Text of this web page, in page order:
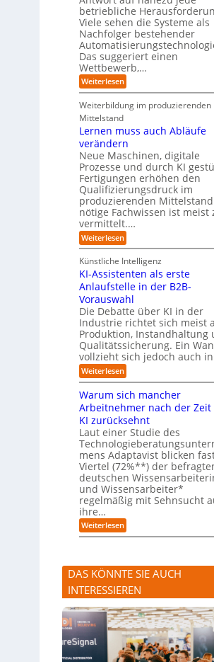
l
e
r
n
e
r
I
n
d
u
s
t
r
i
e
e
r
m
ö
g
l
i
c
h
e
n
w
a
c
h
s
e
n
d
e
R
a
n
o
m
w
a
r
e
-
G
e
f
a
h
t
r
i
e
r
o
b
o
t
r
i
l
l
i
n
g
f
ü
r
T
t
o
r
t
betriebliche
Viele sehen die Systeme als
Nachfolger bestehender
Das suggeriert einen
Wettbewerb,…
Weiterlesen:
E
n
e
h
r
l
i
c
h
e
r
(
u
n
d
u
n
e
q
u
e
m
e
r
)
B
l
i
k
a
u
f
K
I
-
A
g
e
n
t
e
n
Weiterbildung im produzierenden
Mittelstand
Lernen muss auch Abläufe
verändern
Neue Maschinen, digitale
Prozesse und durch KI
Fertigungen erhöhen den
Qualifizierungsdruck im
produzierenden
nötige Fachwissen ist meist
vermittelt.…
Weiterlesen:
L
e
r
n
e
n
m
u
s
s
a
u
c
h
A
b
l
ä
u
f
e
v
e
r
ä
n
d
r
n
Künstliche Intelligenz
KI-Assistenten als erste
Anlaufstelle in der B2B-
Vorauswahl
Die Debatte über KI in der
Industrie richtet sich meist
Produktion, Instandhaltung
Qualitätssicherung. Ein
vollzieht sich jedoch auch
Weiterlesen:
K
I
-
A
s
s
i
s
t
e
n
t
e
n
a
l
s
s
t
e
A
n
l
a
u
f
s
Warum sich mancher
Arbeitnehmer nach der Zeit
KI zurücksehnt
Laut einer Studie des
mens Adaptavist blicken
Viertel (72%**) der
deutschen
und Wissensarbeiter*
regelmäßig mit Sehnsucht
ihre…
Weiterlesen:
W
u
m
s
i
h
m
a
n
c
DAS KÖNNTE SIE AUCH
INTERESSIEREN